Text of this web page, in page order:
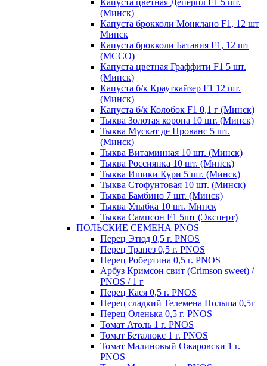
Капуста цветная Деперпл F1 5 шт.
(Минск)
Капуста брокколи Монклано F1, 12 шт
Минск
Капуста брокколи Батавия F1, 12 шт
(МССО)
Капуста цветная Граффити F1 5 шт.
(Минск)
Капуста б/к Крауткайзер F1 12 шт.
(Минск)
Капуста б/к Колобок F1 0,1 г (Минск)
Тыква Золотая корона 10 шт. (Минск)
Тыква Мускат де Прованс 5 шт.
(Минск)
Тыква Витаминная 10 шт. (Минск)
Тыква Россиянка 10 шт. (Минск)
Тыква Ишики Кури 5 шт. (Минск)
Тыква Стофунтовая 10 шт. (Минск)
Тыква Бамбино 7 шт. (Минск)
Тыква Улыбка 10 шт. Минск
Тыква Сампсон F1 5шт (Эксперт)
ПОЛЬСКИЕ СЕМЕНА PNOS
Перец Этюд 0,5 г. PNOS
Перец Трапез 0,5 г. PNOS
Перец Робертина 0,5 г. PNOS
Арбуз Кримсон свит (Crimson sweet) /
PNOS / 1 г
Перец Кася 0,5 г. PNOS
Перец сладкий Телемена Польша 0,5г
Перец Оленька 0,5 г. PNOS
Томат Атоль 1 г. PNOS
Томат Беталюкс 1 г. PNOS
Томат Малиновый Ожаровски 1 г.
PNOS